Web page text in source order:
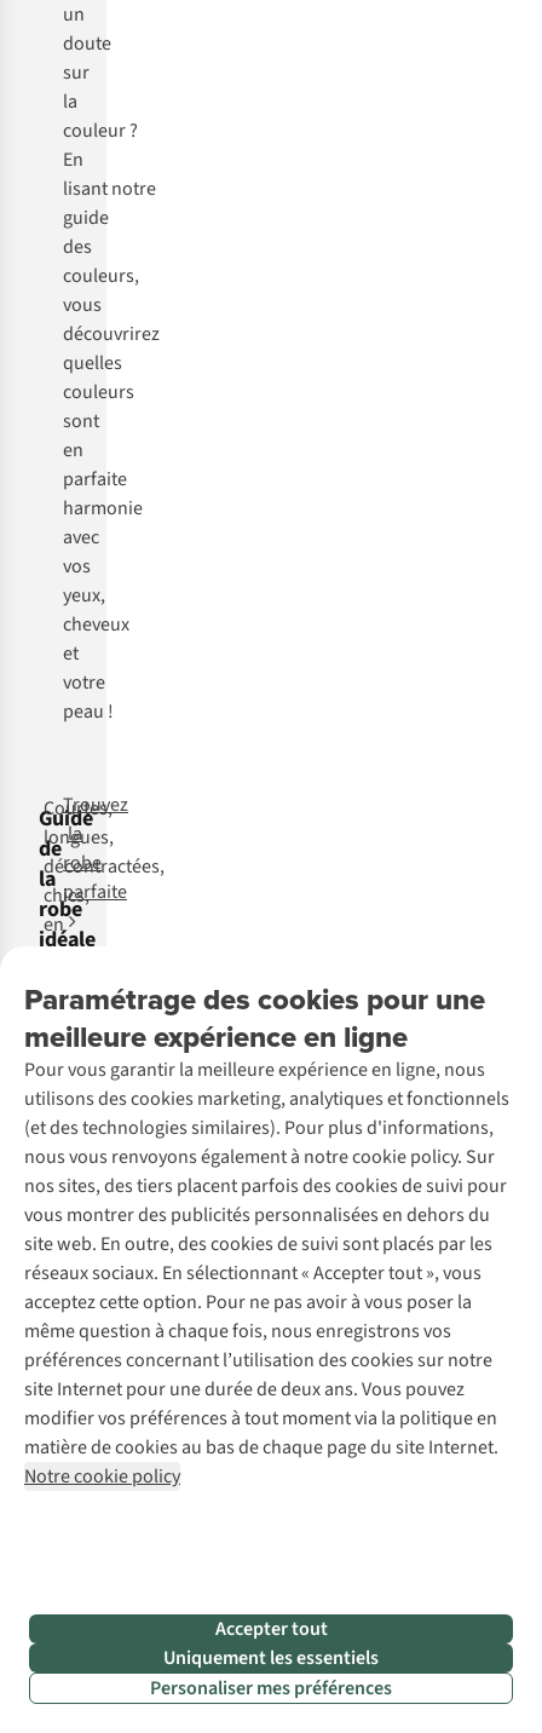
un
doute
sur
la
couleur ?
En
lisant notre
guide
des
couleurs,
vous
découvrirez
quelles
couleurs
sont
en
parfaite
harmonie
avec
vos
yeux,
cheveux
et
votre
peau !
Guide
de
la
robe
idéale
Courtes,
longues,
décontractées,
chics,
en
matières
ou
en
jean :
les
robes
se
déclinent
soustoutes
les
formes
et
toutes
les
tailles.
Nous
vous
aidons
Trouvez
la
robe
parfaite
Paramétrage des cookies pour une
meilleure expérience en ligne
Pour vous garantir la meilleure expérience en ligne, nous
utilisons des cookies marketing, analytiques et fonctionnels
(et des technologies similaires). Pour plus d'informations,
nous vous renvoyons également à notre cookie policy. Sur
nos sites, des tiers placent parfois des cookies de suivi pour
vous montrer des publicités personnalisées en dehors du
site web. En outre, des cookies de suivi sont placés par les
réseaux sociaux. En sélectionnant « Accepter tout », vous
acceptez cette option. Pour ne pas avoir à vous poser la
même question à chaque fois, nous enregistrons vos
préférences concernant l’utilisation des cookies sur notre
site Internet pour une durée de deux ans. Vous pouvez
modifier vos préférences à tout moment via la politique en
matière de cookies au bas de chaque page du site Internet.
Notre cookie policy
Accepter tout
Uniquement les essentiels
Personaliser mes préférences